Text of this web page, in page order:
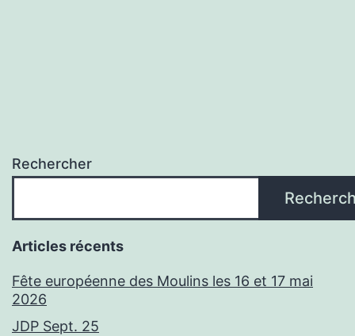
Rechercher
Articles récents
Fête européenne des Moulins les 16 et 17 mai
2026
JDP Sept. 25